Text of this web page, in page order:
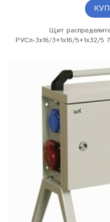
Щит
РУСп-3х16/3+1х16/5+1х32/5